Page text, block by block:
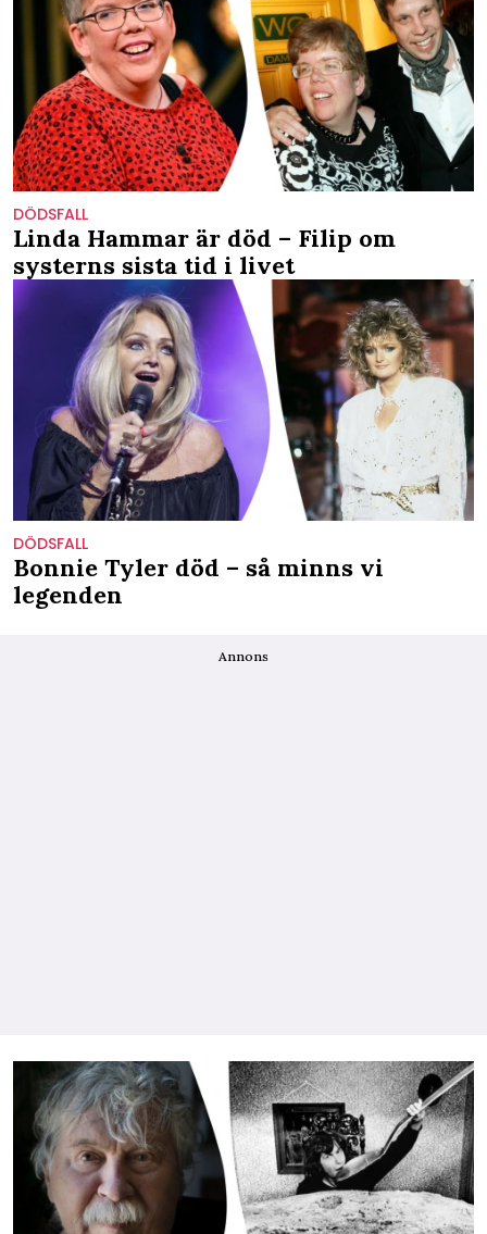
DÖDSFALL
Linda Hammar är död – Filip om
systerns sista tid i livet
DÖDSFALL
Bonnie Tyler död – så minns vi
legenden
Annons